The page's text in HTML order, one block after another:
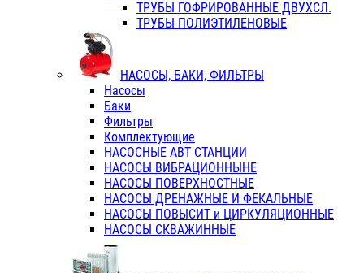
ТРУБЫ ГОФРИРОВАННЫЕ ДВУХСЛ.
ТРУБЫ ПОЛИЭТИЛЕНОВЫЕ
НАСОСЫ, БАКИ, ФИЛЬТРЫ
Насосы
Баки
Фильтры
Комплектующие
НАСОСНЫЕ АВТ СТАНЦИИ
НАСОСЫ ВИБРАЦИОННЫНЕ
НАСОСЫ ПОВЕРХНОСТНЫЕ
НАСОСЫ ДРЕНАЖНЫЕ И ФЕКАЛЬНЫЕ
НАСОСЫ ПОВЫСИТ и ЦИРКУЛЯЦИОННЫЕ
НАСОСЫ СКВАЖИННЫЕ